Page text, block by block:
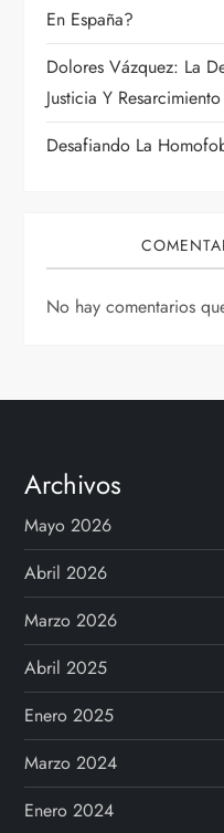
a
d
a
En España?
Dolores Vázquez: La
Justicia Y Resarcimiento
Desafiando La
No hay comentarios
Archivos
Mayo 2026
Abril 2026
Marzo 2026
Abril 2025
Enero 2025
Marzo 2024
Enero 2024